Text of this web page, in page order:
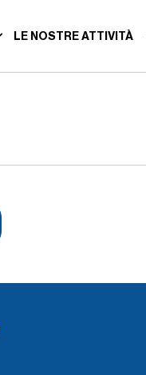
LE NOSTRE ATTIVITÀ